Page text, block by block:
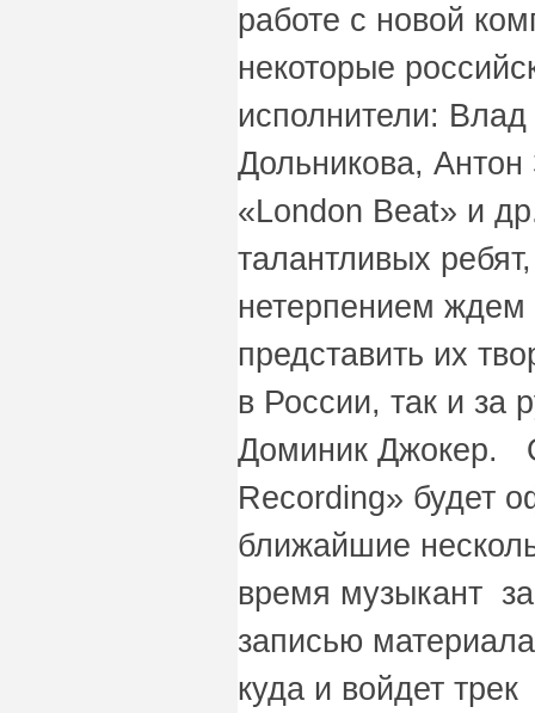
работе с новой
некоторые
исполнители:
Дольникова,
«London Beat» и
талантливых
нетерпением
представить их
в России, так и за
Доминик Джокер.
Recording» будет
ближайшие
время музыкант
записью
куда и войдет